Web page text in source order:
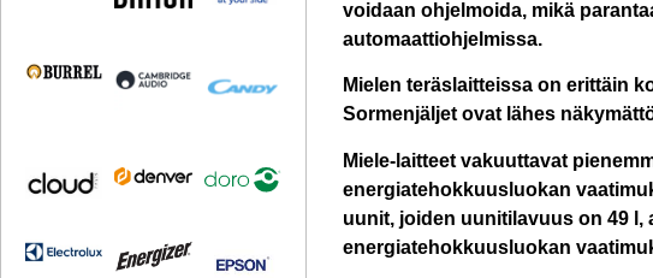
voidaan ohjelmoida, mikä
automaattiohjelmissa.
Mielen teräslaitteissa on erittäin
Sormenjäljet ovat lähes
Miele-laitteet vakuuttavat
energiatehokkuusluokan
uunit, joiden uunitilavuus on 49 l,
energiatehokkuusluokan